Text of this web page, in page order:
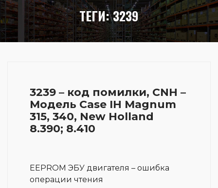
ТЕГИ: 3239
3239 – код помилки, CNH –
Модель Case IH Magnum
315, 340, New Holland
8.390; 8.410
EEPROM ЭБУ двигателя – ошибка
операции чтения